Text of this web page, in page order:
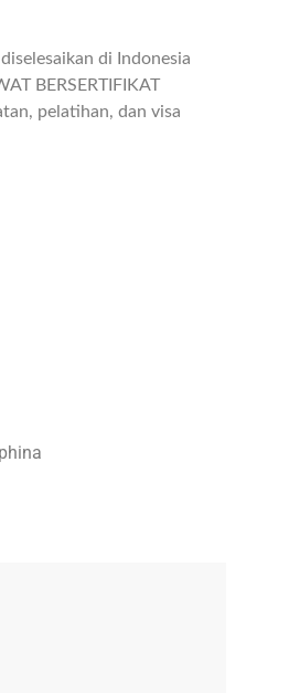
di Indonesia
BERSERTIFIKAT
pelatihan, dan visa